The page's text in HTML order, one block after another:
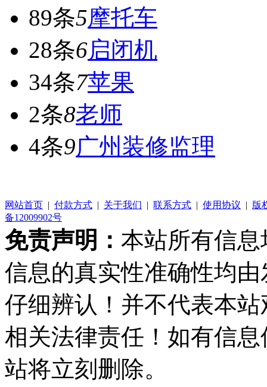
89条5摩托车
28条6启闭机
34条7苹果
2条8老师
4条9广州装修监理
网站首页 | 付款方式 | 关于我们 | 联系方式 | 使用协议 | 版
备12009902号
免责声明： 本站所有信
信息的真实性准确性均
仔细辨认！并不代表本站
相关法律责任！如有信
站将立刻删除。